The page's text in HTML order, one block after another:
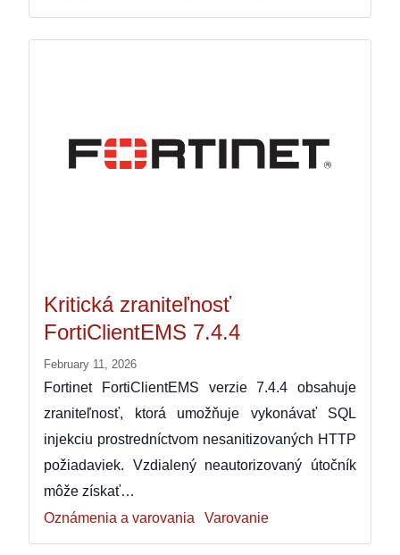
Kritická zraniteľnosť
FortiClientEMS 7.4.4
February 11, 2026
Fortinet FortiClientEMS verzie 7.4.4 obsahuje
zraniteľnosť, ktorá umožňuje vykonávať SQL
injekciu prostredníctvom nesanitizovaných HTTP
požiadaviek. Vzdialený neautorizovaný útočník
môže získať…
Oznámenia a varovania
Varovanie